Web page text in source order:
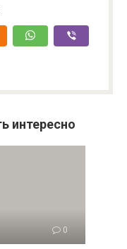
интересно
0